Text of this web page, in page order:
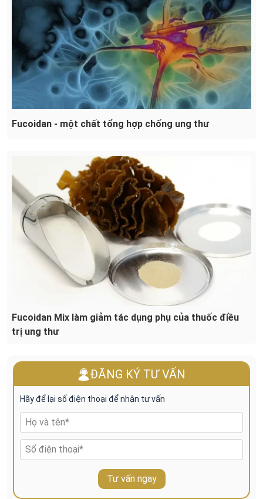
Fucoidan - một chất tổng hợp chống ung thư
Fucoidan Mix làm giảm tác dụng phụ của thuốc điều
trị ung thư
ĐĂNG KÝ TƯ VẤN
Hãy để lại số điện thoại để nhận tư vấn
Tư vấn ngay